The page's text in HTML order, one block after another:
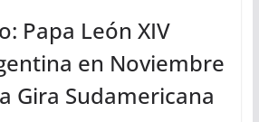
Papa León XIV
en Noviembre
Gira Sudamericana